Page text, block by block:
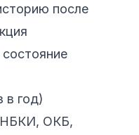
после
в год)
ОКБ,